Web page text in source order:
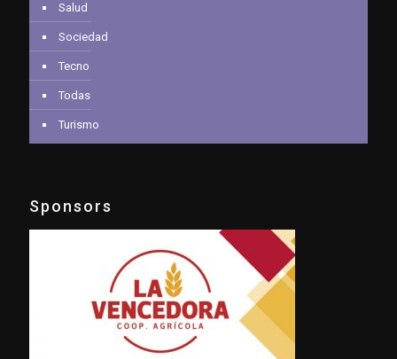
Salud
Sociedad
Tecno
Todas
Turismo
Sponsors